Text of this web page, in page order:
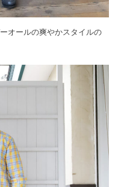
オールの爽やかスタイルの